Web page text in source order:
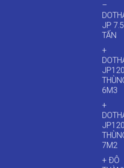
–
JP 7.5
TẤN
+
6M3
+
7M2
+ ĐÔ